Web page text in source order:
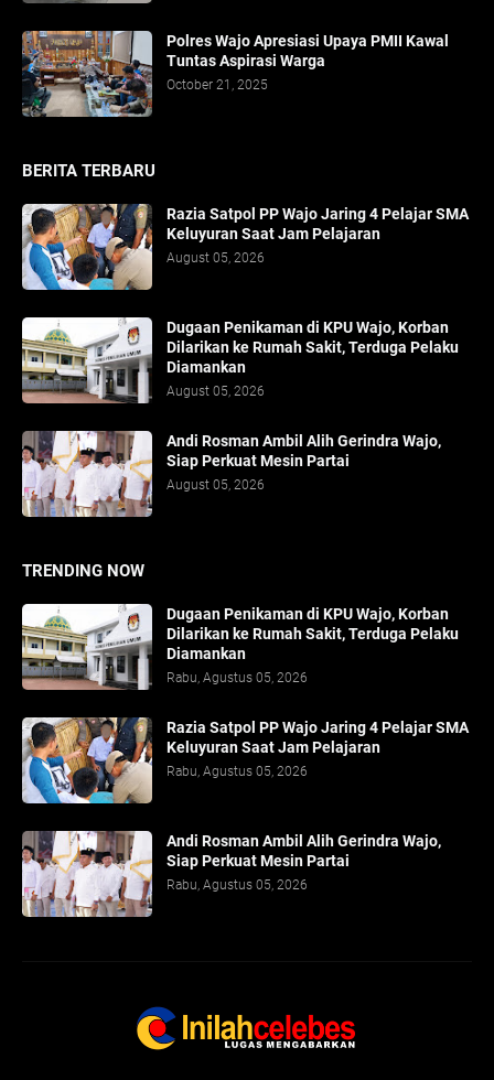
Polres Wajo Apresiasi Upaya PMII Kawal
Tuntas Aspirasi Warga
October 21, 2025
BERITA TERBARU
Razia Satpol PP Wajo Jaring 4 Pelajar SMA
Keluyuran Saat Jam Pelajaran
August 05, 2026
Dugaan Penikaman di KPU Wajo, Korban
Dilarikan ke Rumah Sakit, Terduga Pelaku
Diamankan
August 05, 2026
Andi Rosman Ambil Alih Gerindra Wajo,
Siap Perkuat Mesin Partai
August 05, 2026
TRENDING NOW
Dugaan Penikaman di KPU Wajo, Korban
Dilarikan ke Rumah Sakit, Terduga Pelaku
Diamankan
Rabu, Agustus 05, 2026
Razia Satpol PP Wajo Jaring 4 Pelajar SMA
Keluyuran Saat Jam Pelajaran
Rabu, Agustus 05, 2026
Andi Rosman Ambil Alih Gerindra Wajo,
Siap Perkuat Mesin Partai
Rabu, Agustus 05, 2026